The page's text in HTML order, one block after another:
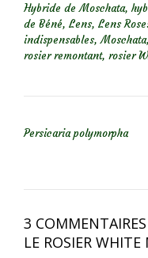
Hybride de Moschata,
de Béné, Lens, Lens
indispensables,Moschata,
rosier remontant, rosier
Persicaria polymorpha
3 COMMENTAIRES
LE ROSIER WHITE